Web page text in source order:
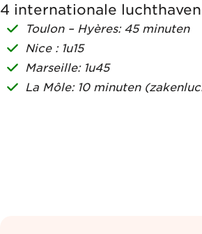
4 internationale
Toulon – Hyères: 45 minuten
Nice : 1u15
Marseille: 1u45
La Môle: 10 minuten